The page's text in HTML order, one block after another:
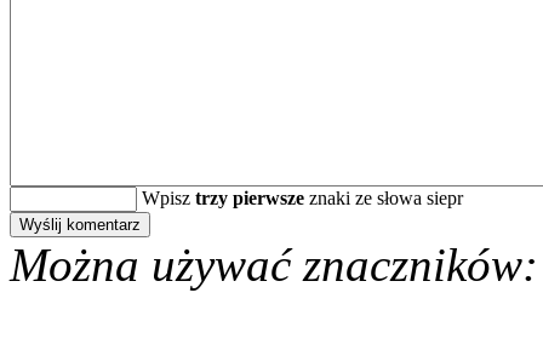
Wpisz trzy pierwsze znaki ze słowa siepr
Można używać znaczników: